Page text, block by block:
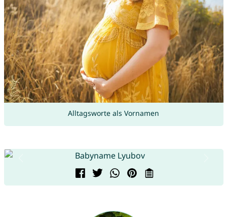
Alltagsworte als Vornamen